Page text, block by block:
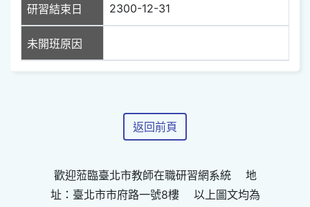
研習結束日 2300-12-31
未開班原因
返回前頁
歡迎蒞臨臺北市教師在職研習網系統 地
址：臺北市市府路一號8樓 以上圖文均為